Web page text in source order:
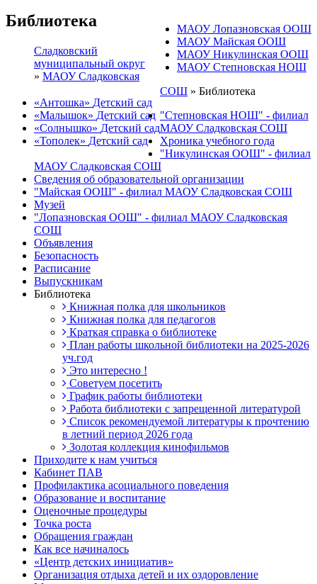
МАОУ Лопазновская ООШ
МАОУ Майская ООШ
МАОУ Никулинская ООШ
МАОУ Степновская НОШ
«Антошка» Детский сад
«Малышок» Детский сад
«Солнышко» Детский сад
«Тополек» Детский сад
Библиотека
Сладковский
муниципальный округ
» МАОУ Сладковская
СОШ » Библиотека
"Степновская НОШ" - филиал
МАОУ Сладковская СОШ
Хроника учебного года
"Никулинская ООШ" - филиал
МАОУ Сладковская СОШ
Сведения об образовательной организации
"Майская ООШ" - филиал МАОУ Сладковская СОШ
Музей
"Лопазновская ООШ" - филиал МАОУ Сладковская
СОШ
Объявления
Безопасность
Расписание
Выпускникам
Библиотека
Книжная полка для школьников
Книжная полка для педагогов
Краткая справка о библиотеке
План работы школьной библиотеки на 2025-2026
уч.год
Это интересно !
Советуем посетить
График работы библиотеки
Работа библиотеки с запрещенной литературой
Список рекомендуемой литературы к прочтению
в летний период 2026 года
Золотая коллекция кинофильмов
Приходите к нам учиться
Кабинет ПАВ
Профилактика асоциального поведения
Образование и воспитание
Оценочные процедуры
Точка роста
Обращения граждан
Как все начиналось
«Центр детских инициатив»
Организация отдыха детей и их оздоровление